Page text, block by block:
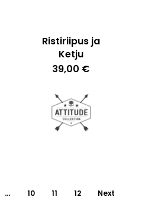
Go To Shop
Ristiriipus ja
Ketju
39,00 €
… 10 11 12 Next